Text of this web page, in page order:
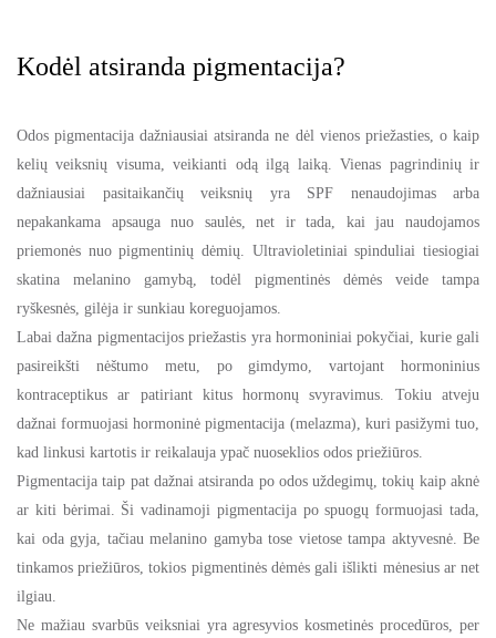
Kodėl atsiranda pigmentacija?
Odos pigmentacija dažniausiai atsiranda ne dėl vienos priežasties, o kaip
kelių veiksnių visuma, veikianti odą ilgą laiką. Vienas pagrindinių ir
dažniausiai pasitaikančių veiksnių yra SPF nenaudojimas arba
nepakankama apsauga nuo saulės, net ir tada, kai jau naudojamos
priemonės nuo pigmentinių dėmių. Ultravioletiniai spinduliai tiesiogiai
skatina melanino gamybą, todėl pigmentinės dėmės veide tampa
ryškesnės, gilėja ir sunkiau koreguojamos.
Labai dažna pigmentacijos priežastis yra hormoniniai pokyčiai, kurie gali
pasireikšti nėštumo metu, po gimdymo, vartojant hormoninius
kontraceptikus ar patiriant kitus hormonų svyravimus. Tokiu atveju
dažnai formuojasi hormoninė pigmentacija (melazma), kuri pasižymi tuo,
kad linkusi kartotis ir reikalauja ypač nuoseklios odos priežiūros.
Pigmentacija taip pat dažnai atsiranda po odos uždegimų, tokių kaip aknė
ar kiti bėrimai. Ši vadinamoji pigmentacija po spuogų formuojasi tada,
kai oda gyja, tačiau melanino gamyba tose vietose tampa aktyvesnė. Be
tinkamos priežiūros, tokios pigmentinės dėmės gali išlikti mėnesius ar net
ilgiau.
Ne mažiau svarbūs veiksniai yra agresyvios kosmetinės procedūros, per